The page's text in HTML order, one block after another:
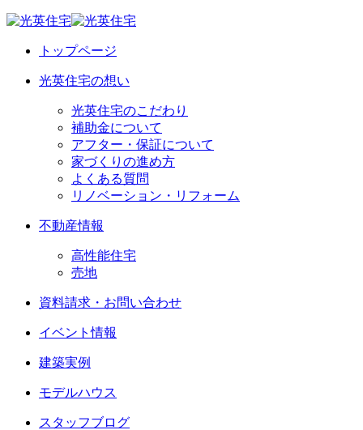
トップページ
光英住宅の想い
光英住宅のこだわり
補助金について
アフター・保証について
家づくりの進め方
よくある質問
リノベーション・リフォーム
不動産情報
高性能住宅
売地
資料請求・お問い合わせ
イベント情報
建築実例
モデルハウス
スタッフブログ